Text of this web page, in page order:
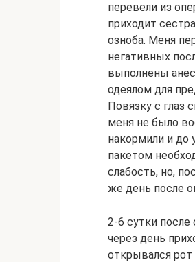
перевели из
приходит
озноба. Меня
негативных
выполнены
одеялом для
Повязку с глаз
меня не было
накормили и до
пакетом
слабость, но,
же день после
2-6 сутки после
через день
открывался рот